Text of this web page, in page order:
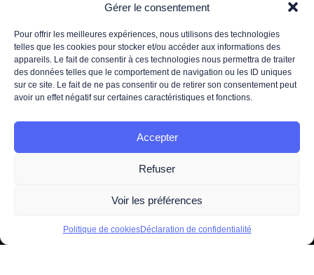
Gérer le consentement
Pour offrir les meilleures expériences, nous utilisons des technologies
telles que les cookies pour stocker et/ou accéder aux informations des
appareils. Le fait de consentir à ces technologies nous permettra de traiter
des données telles que le comportement de navigation ou les ID uniques
sur ce site. Le fait de ne pas consentir ou de retirer son consentement peut
avoir un effet négatif sur certaines caractéristiques et fonctions.
Accepter
Refuser
Voir les préférences
Politique de cookiesDéclaration de confidentialité
*Votre adresse de messagerie est uniquement utilisée pour vous envoyer notre newsletter
ainsi que des informations concernant les activités de 3DS OUTSCALE. Vous pouvez à tout
politique de protection des données.